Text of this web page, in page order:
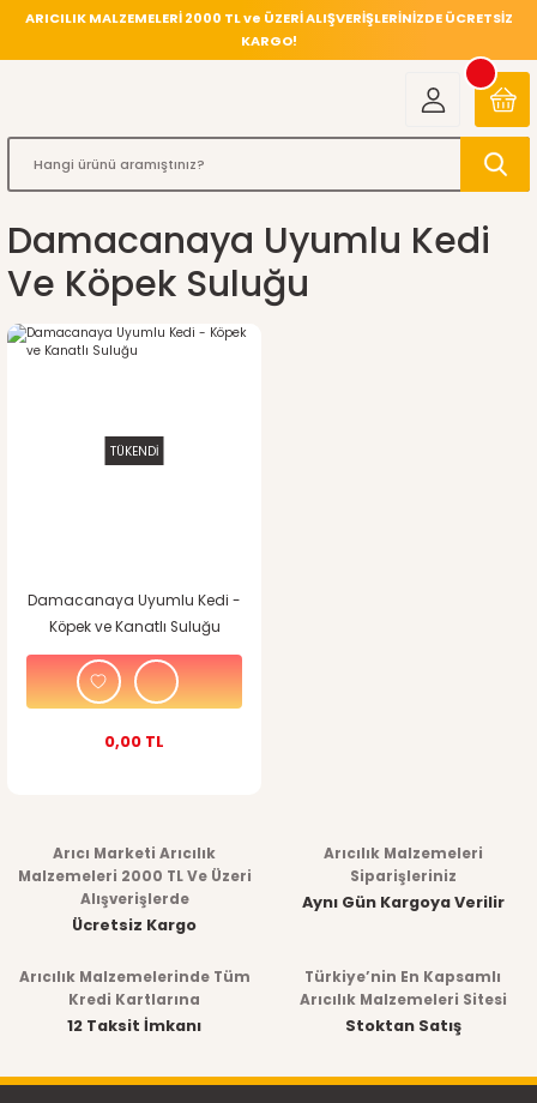
ARICILIK MALZEMELERİ 2000 TL ve ÜZERİ ALIŞVERİŞLERİNİZDE ÜCRETSİZ
KARGO!
Damacanaya Uyumlu Kedi
Ve Köpek Suluğu
TÜKENDİ
Damacanaya Uyumlu Kedi -
Köpek ve Kanatlı Suluğu
0,00 TL
Arıcı Marketi Arıcılık
Malzemeleri 2000 TL Ve Üzeri
Alışverişlerde
Ücretsiz Kargo
Arıcılık Malzemeleri
Siparişleriniz
Aynı Gün Kargoya Verilir
Arıcılık Malzemelerinde Tüm
Kredi Kartlarına
12 Taksit İmkanı
Türkiye’nin En Kapsamlı
Arıcılık Malzemeleri Sitesi
Stoktan Satış